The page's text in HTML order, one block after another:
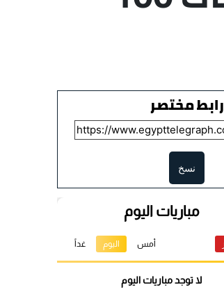
رابط مختصر
نسخ